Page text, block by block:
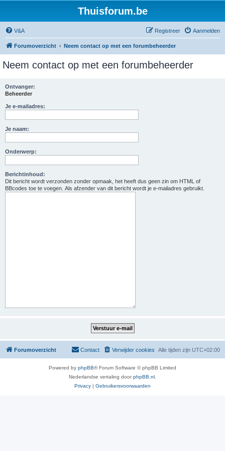
Thuisforum.be
V&A Aanmelden
Registreer
Forumoverzicht Neem contact op met een forumbeheerder
Neem contact op met een forumbeheerder
Ontvanger:
Beheerder
Je e-mailadres:
Je naam:
Onderwerp:
Berichtinhoud:
Dit bericht wordt verzonden zonder opmaak, het heeft dus geen zin om HTML of
BBcodes toe te voegen. Als afzender van dit bericht wordt je e-mailadres gebruikt.
Forumoverzicht Alle tijden zijn UTC+02:00
Verwijder cookies
Contact
Powered by phpBB® Forum Software © phpBB Limited
Nederlandse vertaling doorphpBB.nl
Privacy | Gebruikersvoorwaarden